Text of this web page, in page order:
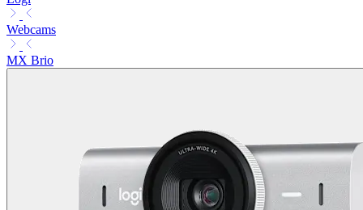
Webcams
MX Brio